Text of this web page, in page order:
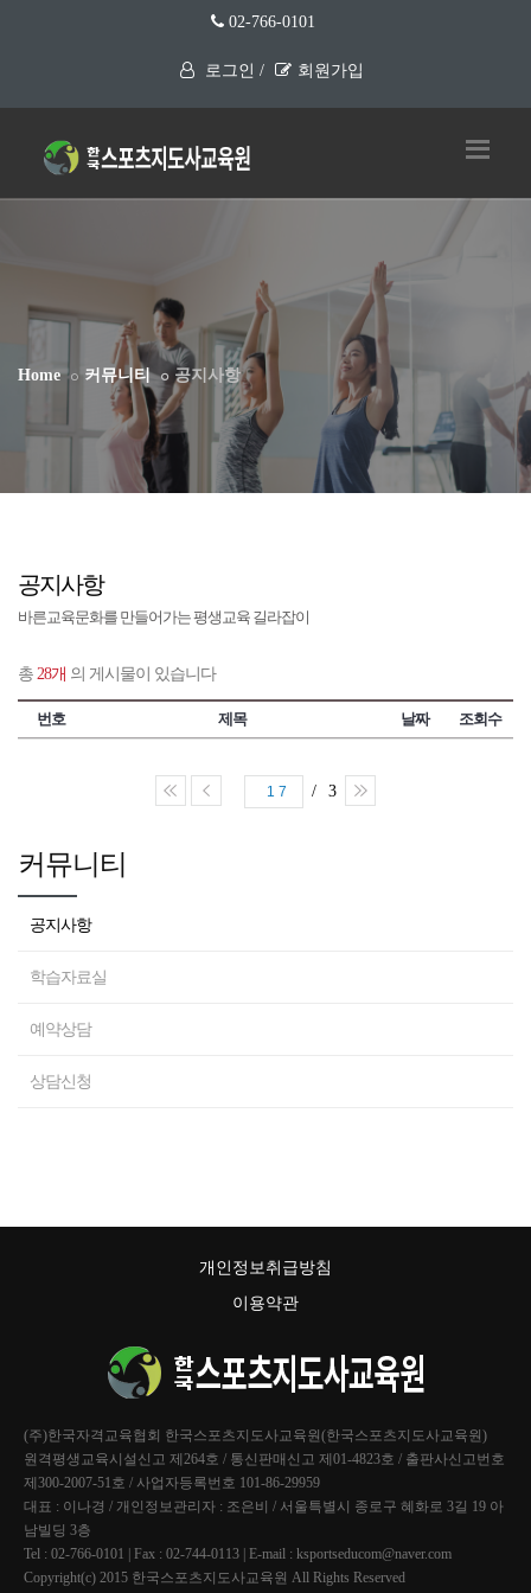
02-766-0101
로그인 / 회원가입
Home 커뮤니티 공지사항
공지사항
바른교육문화를 만들어가는 평생교육 길라잡이
총 28개 의 게시물이 있습니다
번호 제목 날짜 조회수
17 / 3
커뮤니티
공지사항
학습자료실
예약상담
상담신청
개인정보취급방침
이용약관
(주)한국자격교육협회 한국스포츠지도사교육원(한국스포츠지도사교육원)
원격평생교육시설신고 제264호 / 통신판매신고 제01-4823호 / 출판사신고번호
제300-2007-51호 / 사업자등록번호 101-86-29959
대표 : 이나경 / 개인정보관리자 : 조은비 / 서울특별시 종로구 혜화로 3길 19 아
남빌딩 3층
Tel : 02-766-0101 | Fax : 02-744-0113 | E-mail : ksportseducom@naver.com
Copyright(c) 2015 한국스포츠지도사교육원 All Rights Reserved